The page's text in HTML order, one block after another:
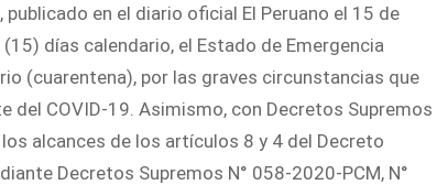
en el diario oficial El Peruano el 15 de
días calendario, el Estado de Emergencia
(cuarentena), por las graves circunstancias que
del COVID-19. Asimismo, con Decretos Supremos
alcances de los artículos 8 y 4 del Decreto
Decretos Supremos N° 058-2020-PCM, N°